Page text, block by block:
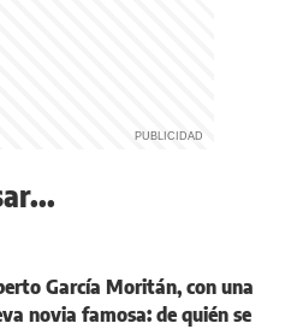
García Moritán, con una
novia famosa: de quién se